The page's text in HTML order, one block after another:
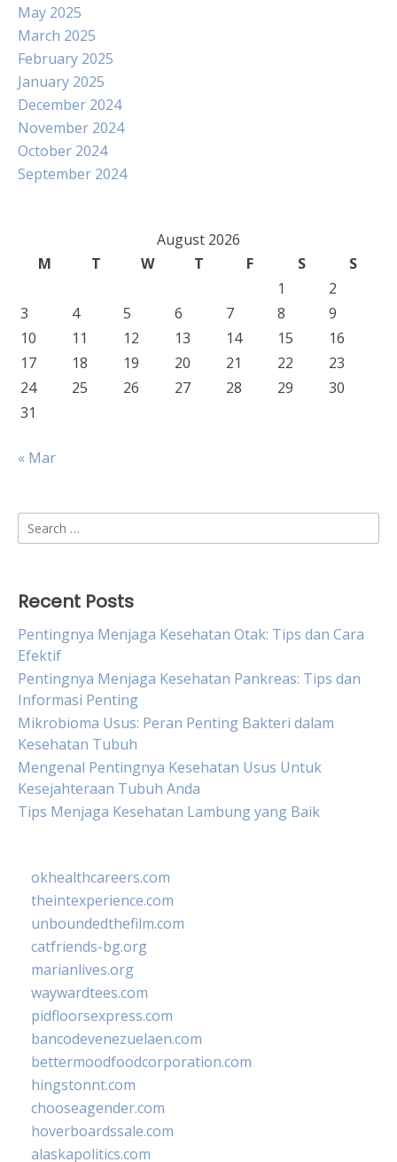
May 2025
March 2025
February 2025
January 2025
December 2024
November 2024
October 2024
September 2024
August 2026
M
T W T F S
S
1
2
3
4 5 6 7 8
9
10
11 12 13 14 15
16
17
18 19 20 21 22
23
24
25 26 27 28 29
30
31
« Mar
Search
for:
Recent Posts
Pentingnya Menjaga Kesehatan Otak: Tips dan Cara
Efektif
Pentingnya Menjaga Kesehatan Pankreas: Tips dan
Informasi Penting
Mikrobioma Usus: Peran Penting Bakteri dalam
Kesehatan Tubuh
Mengenal Pentingnya Kesehatan Usus Untuk
Kesejahteraan Tubuh Anda
Tips Menjaga Kesehatan Lambung yang Baik
okhealthcareers.com
theintexperience.com
unboundedthefilm.com
catfriends-bg.org
marianlives.org
waywardtees.com
pidfloorsexpress.com
bancodevenezuelaen.com
bettermoodfoodcorporation.com
hingstonnt.com
chooseagender.com
hoverboardssale.com
alaskapolitics.com